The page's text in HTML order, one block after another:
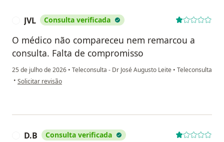
JVL Consulta verificada
O médico não compareceu nem remarcou a
consulta. Falta de compromisso
25 de julho de 2026 • Teleconsulta - Dr José Augusto Leite • Teleconsulta
• na opinião do utilizador JVL
Solicitar revisão
D.B Consulta verificada